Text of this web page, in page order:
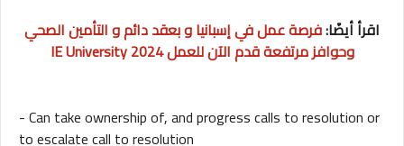
اقرأ أيضًا:فرصة عمل في إسبانيا و بعقد دائم و التأمين الصحي
وحوافز مرتفعة قدم الآن للعمل 2024 IE University
- Can take ownership of, and progress calls to resolution or
to escalate call to resolution